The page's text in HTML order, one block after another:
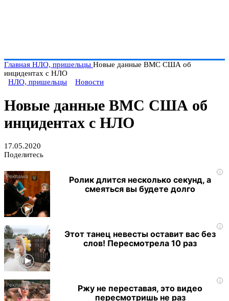
Главная НЛО, пришельцы Новые данные ВМС США об
инцидентах с НЛО
НЛО, пришельцы
Новости
Новые данные ВМС США об
инцидентах с НЛО
17.05.2020
Поделитесь
i
Ролик длится несколько секунд, а
смеяться вы будете долго
i
Этот танец невесты оставит вас без
слов! Пересмотрела 10 раз
i
Ржу не переставая, это видео
пересмотришь не раз